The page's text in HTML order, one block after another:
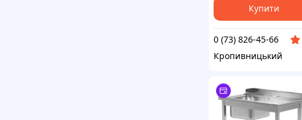
Купити
0 (73) 826-45-66
Кропивницький